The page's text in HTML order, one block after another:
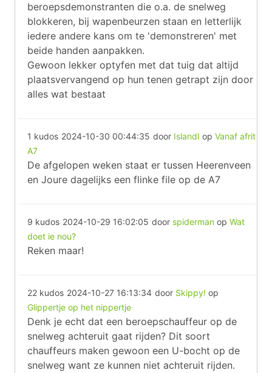
beroepsdemonstranten die o.a. de snelweg
blokkeren, bij wapenbeurzen staan en letterlijk
iedere andere kans om te 'demonstreren' met
beide handen aanpakken.
Gewoon lekker optyfen met dat tuig dat altijd
plaatsvervangend op hun tenen getrapt zijn door
alles wat bestaat
1 kudos 2024-10-30 00:44:35 door IslandI op Vanaf afrit
A7
De afgelopen weken staat er tussen Heerenveen
en Joure dagelijks een flinke file op de A7
9 kudos 2024-10-29 16:02:05 door spiderman op Wat
doet ie nou?
Reken maar!
22 kudos 2024-10-27 16:13:34 door Skippy! op
Glippertje op het nippertje
Denk je echt dat een beroepschauffeur op de
snelweg achteruit gaat rijden? Dit soort
chauffeurs maken gewoon een U-bocht op de
snelweg want ze kunnen niet achteruit rijden.